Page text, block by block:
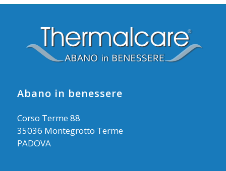
Abano in benessere
Corso Terme 88
35036 Montegrotto Terme
PADOVA